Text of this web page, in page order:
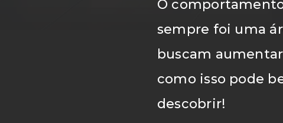
/
O
sempre foi uma
buscam
como isso pode
descobrir!